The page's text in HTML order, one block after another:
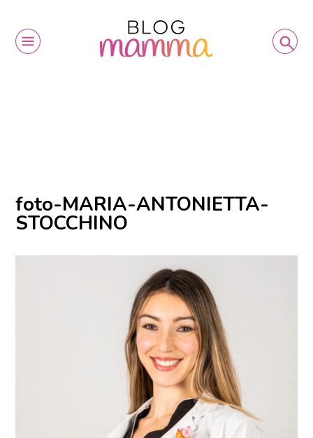
foto-MARIA-ANTONIETTA-
STOCCHINO